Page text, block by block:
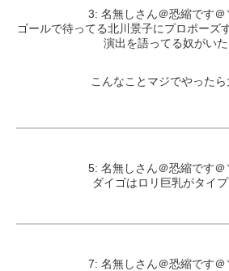
3: 名無しさん＠恐縮です＠
ゴールで待ってる北川景子にプロポーズ
演出を語ってる奴がい
こんなことマジでやったら
5: 名無しさん＠恐縮です＠
ダイゴはロリ巨乳がタイ
7: 名無しさん＠恐縮です＠